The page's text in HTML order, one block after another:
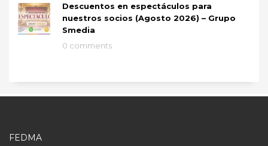
Descuentos en espectáculos para
nuestros socios (Agosto 2026) – Grupo
Smedia
0 comments
FEDMA